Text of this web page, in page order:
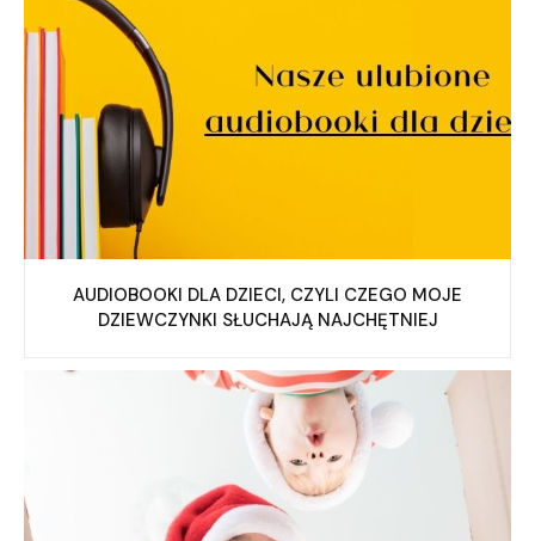
AUDIOBOOKI DLA DZIECI, CZYLI CZEGO MOJE
DZIEWCZYNKI SŁUCHAJĄ NAJCHĘTNIEJ